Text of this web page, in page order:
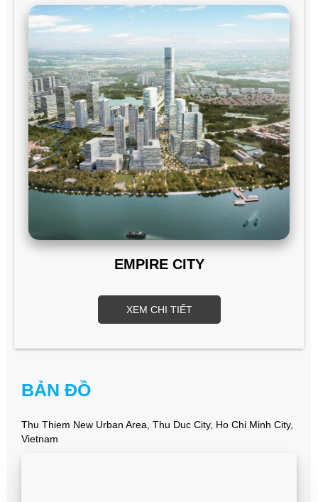
EMPIRE CITY
XEM CHI TIẾT
BẢN ĐỒ
Thu Thiem New Urban Area, Thu Duc City, Ho Chi Minh City,
Vietnam